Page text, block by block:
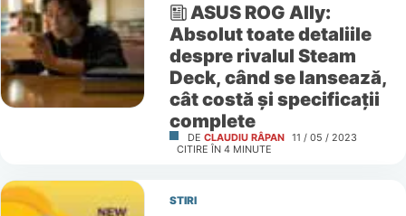
ASUS ROG Ally:
Absolut toate detaliile
despre rivalul Steam
Deck, când se lansează,
cât costă și specificații
complete
DE CLAUDIU RÂPAN 11 / 05 / 2023
CITIRE ÎN 4 MINUTE
STIRI